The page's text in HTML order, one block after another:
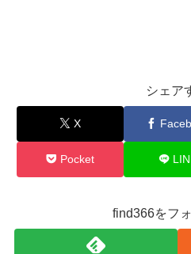
シェア
X
Pocket
find366をフ